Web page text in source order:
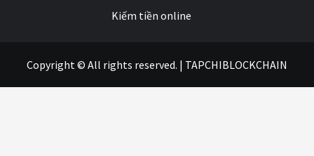
Kiếm tiền online
Copyright © All rights reserved. | TAPCHIBLOCKCHAIN